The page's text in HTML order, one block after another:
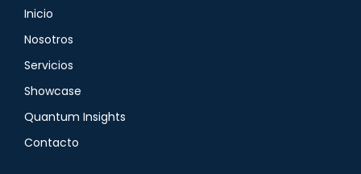
Inicio
Nosotros
Servicios
Showcase
Quantum Insights
Contacto